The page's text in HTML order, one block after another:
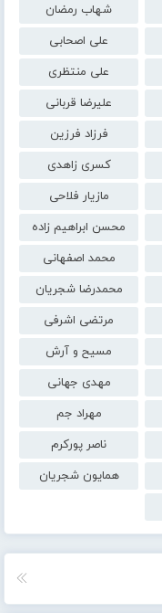
شهاب رمضان
علی اصحابی
علی منتظری
علیرضا قربانی
فرزاد فرزین
کسری زاهدی
مازیار فلاحی
محسن ابراهیم زاده
محمد اصفهانی
محمدرضا شجریان
مرتضی اشرفی
مسیح و آرش
مهدی جهانی
مهراد جم
ناصر پورکرم
همایون شجریان